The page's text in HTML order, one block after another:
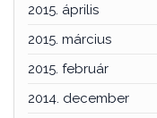
2015. április
2015. március
2015. február
2014. december